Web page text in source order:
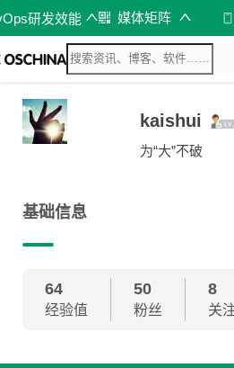
研发效能 媒体矩阵
kaishui
为“大”不破
基础信息
64
经验值
50
粉丝
8
关